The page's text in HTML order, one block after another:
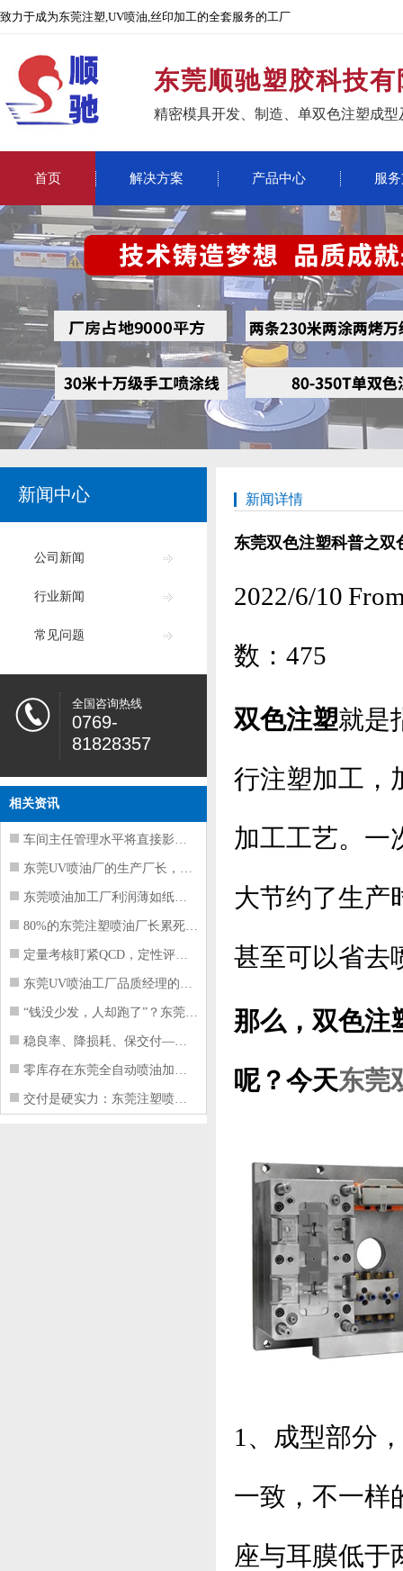
致力于成为东莞注塑,UV喷油,丝印加工的全套服务的工厂
东莞顺驰塑胶科技
精密模具开发、制造、单双色注塑成
首页 解决方案 产品中心 服
新闻中心
公司新闻
行业新闻
常见问题
全国咨询热线
0769-
81828357
相关资讯
车间主任管理水平将直接影响东莞注塑件
东莞UV喷油厂的生产厂长，到底在给工
东莞喷油加工厂利润薄如纸？这四项基本
80%的东莞注塑喷油厂长累死累活，利
定量考核盯紧QCD，定性评价看好配合
东莞UV喷油工厂品质经理的四项核心管
“钱没少发，人却跑了”？东莞注塑喷油
稳良率、降损耗、保交付——东莞这家U
零库存在东莞全自动喷油加工厂不可行的
交付是硬实力：东莞注塑喷油厂如何用齐
新闻详情
东莞双色注塑科普之双
2022/6/10
数： 475
双色注塑就是
行注塑加工，
加工工艺。一
大节约了生产
甚至可以省去
那么，双色注
呢？今天东莞
1、成型部分
一致，不一样
座与耳膜低于